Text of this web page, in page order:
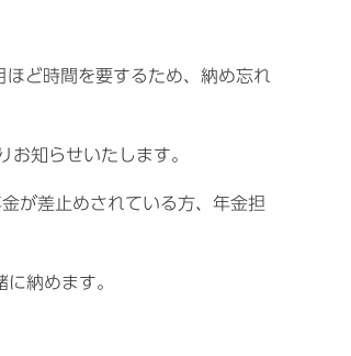
ど時間を要するため、納め忘れ
知らせいたします。
が差止めされている方、年金担
納めます。